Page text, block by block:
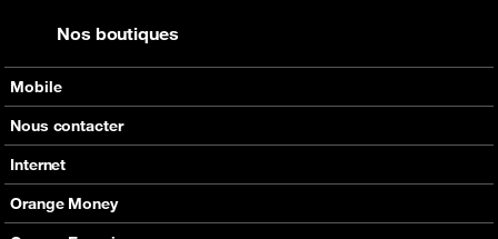
Mobile
Nos offres
Nos produits
Assistance
Nous contacter
Tous les contacts
En boutique
Internet
Nos offres
Nos produits
Orange Money
Nos boutiques